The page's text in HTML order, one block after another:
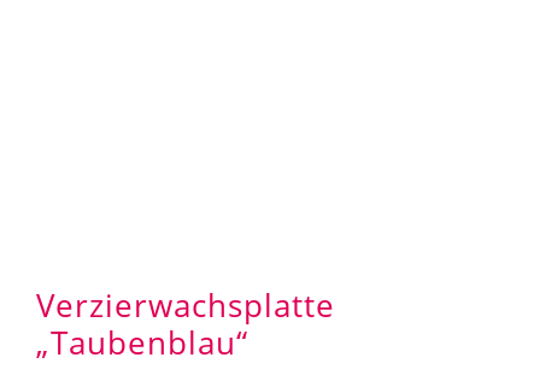
Verzierwachsplatte
„Taubenblau“